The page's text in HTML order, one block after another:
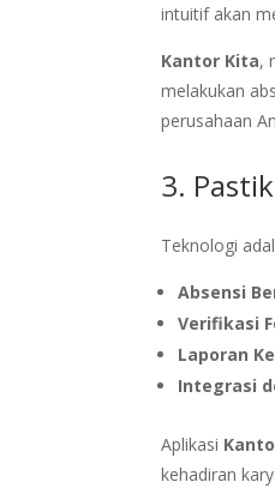
intuitif akan
Kantor Kita,
melakukan
perusahaan
3.
Teknologi
Absensi
Verifikasi
Laporan
Integrasi
Aplikasi
kehadiran